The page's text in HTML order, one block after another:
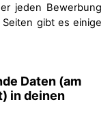
jeden Bewerbung
gibt es einige
Daten (am
in deinen